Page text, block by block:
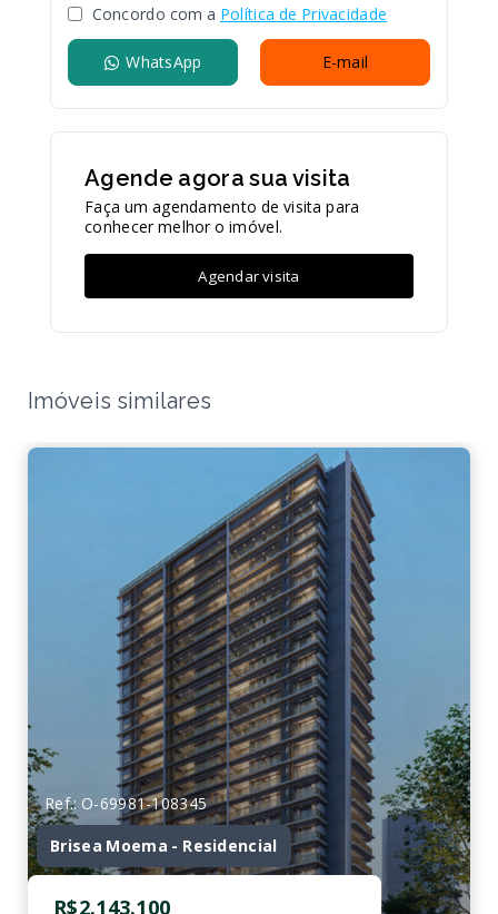
Concordo com a Política de Privacidade
WhatsApp E-mail
Agende agora sua visita
Faça um agendamento de visita para
conhecer melhor o imóvel.
Agendar visita
Imóveis similares
Ref.: O-69981-108345
Brisea Moema - Residencial
R$2.143.100